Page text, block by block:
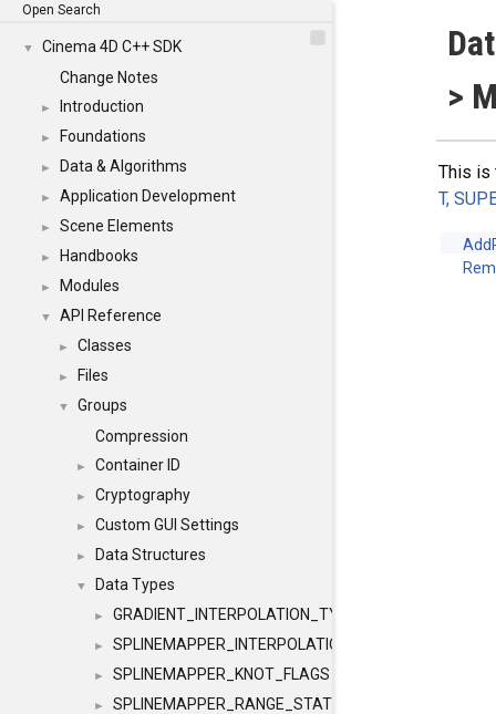
Open Search
▼
Cinema 4D C++ SDK
Change Notes
► Introduction
► Foundations
► Data & Algorithms
► Application Development
► Scene Elements
► Handbooks
► Modules
▼ API Reference
► Classes
► Files
▼
Groups
Compression
► Container ID
► Cryptography
► Custom GUI Settings
► Data Structures
▼ Data Types
► GRADIENT_INTERPOLATION_TYPE
► SPLINEMAPPER_INTERPOLATION_TYPE
► SPLINEMAPPER_KNOT_FLAGS
► SPLINEMAPPER_RANGE_STATE
>
This
T,